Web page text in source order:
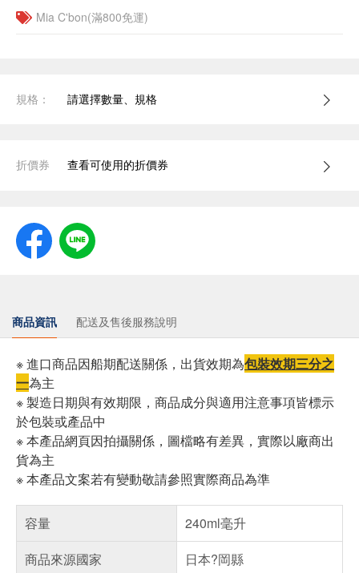
Mia C'bon(滿800免運)
規格： 請選擇數量、規格
折價券 查看可使用的折價券
商品資訊 配送及售後服務說明
※ 進口商品因船期配送關係，出貨效期為包裝效期三分之
一為主
※ 製造日期與有效期限，商品成分與適用注意事項皆標示
於包裝或產品中
※ 本產品網頁因拍攝關係，圖檔略有差異，實際以廠商出
貨為主
※ 本產品文案若有變動敬請參照實際商品為準
容量
240ml毫升
商品來源國家
日本?岡縣